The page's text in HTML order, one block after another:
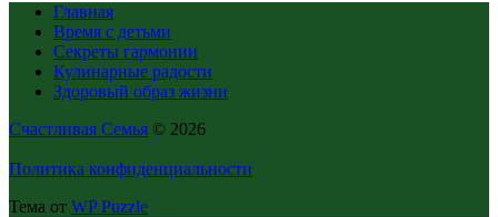
Главная
Время с детьми
Секреты гармонии
Кулинарные радости
Здоровый образ жизни
Счастливая Семья © 2026
Политика конфиденциальности
Тема от WP Puzzle